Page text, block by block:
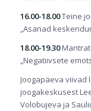
16.00-18.00Teine
„Asanad
18.00-19.30
„Negatiivsete
Joogapäeva viivad
joogakeskusest
Volobujeva ja